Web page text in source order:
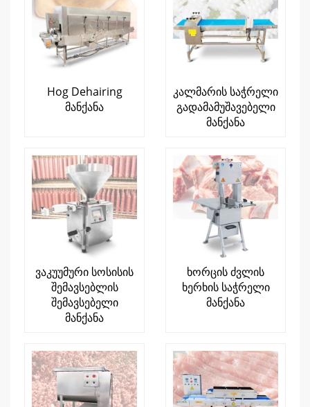
Hog Dehairing
მანქანა
კალმარის საჭრელი
გადამამუშავებელი
მანქანა
ვაკუუმური სოსისის
შემავსებლის
შემავსებელი
მანქანა
ხორცის ძვლის
ხერხის საჭრელი
მანქანა